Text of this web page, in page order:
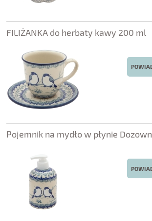
FILIŻANKA do herbaty kawy 200 ml
Pojemnik na mydło w płynie